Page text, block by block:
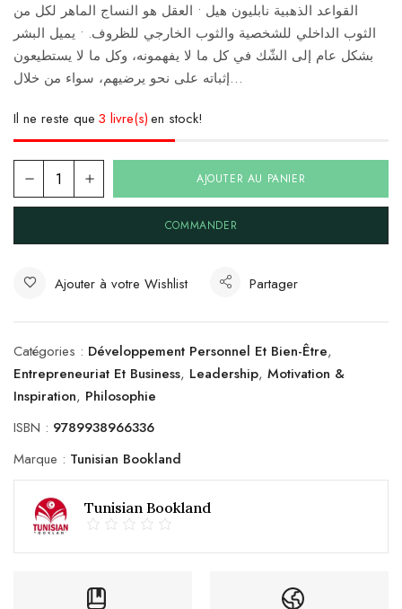
القواعد الذهبية نابليون هيل • العقل هو النساج الماهر لكل من
الثوب الداخلي للشخصية والثوب الخارجي للظروف. • يميل البشر
بشكل عام إلى الشّك في كل ما لا يفهمونه، وكل ما لا يستطيعون
إثباته على نحو يرضيهم، سواء من خلال…
Il ne reste que 3 livre(s)en stock!
AJOUTER AU PANIER
COMMANDER
Ajouter à votre Wishlist Partager
Catégories : Développement Personnel Et Bien-Être,
Entrepreneuriat Et Business, Leadership, Motivation &
Inspiration, Philosophie
ISBN : 9789938966336
Marque : Tunisian Bookland
Tunisian Bookland